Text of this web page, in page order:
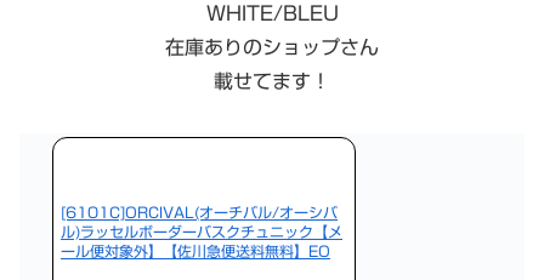
WHITE/BLEU
在庫ありのショップさん
載せてます！
[6101C]ORCIVAL(オーチバル/オーシバ
ル)ラッセルボーダーバスクチュニック【メ
ール便対象外】【佐川急便送料無料】EO